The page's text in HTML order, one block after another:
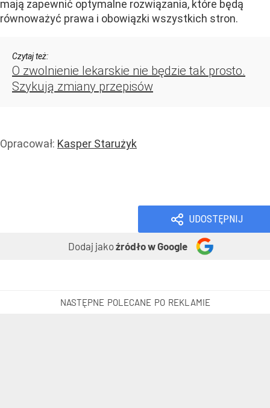
mają zapewnić optymalne rozwiązania, które będą
równoważyć prawa i obowiązki wszystkich stron.
Czytaj też:
O zwolnienie lekarskie nie będzie tak prosto.
Szykują zmiany przepisów
Opracował: Kasper Starużyk
UDOSTĘPNIJ
Dodaj jakoźródło w Google